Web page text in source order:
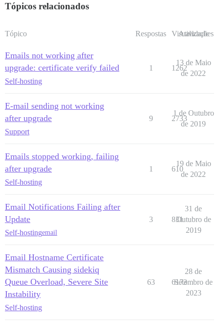
Tópicos relacionados
Tópico Respostas Visualizações
Atividade
Emails not working after
upgrade: certificate verify failed
Self-hosting
1 1262
13 de Maio
de 2022
E-mail sending not working
after upgrade
Support
9 2733
1 de Outubro
de 2019
Emails stopped working, failing
after upgrade
Self-hosting
1 610
19 de Maio
de 2022
Email Notifications Failing after
Update
Self-hostingemail
3 831
31 de
Outubro de
2019
Email Hostname Certificate
Mismatch Causing sidekiq
Queue Overload, Severe Site
Instability
Self-hosting
63 6173
28 de
Setembro de
2023